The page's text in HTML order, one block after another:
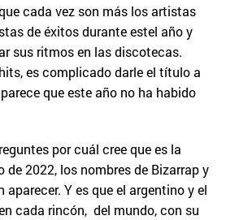
cada vez son más los artistas
de éxitos durante estel año y
sus ritmos en las discotecas.
es complicado darle el título a
que este año no ha habido
por cuál cree que es la
2022, los nombres de Bizarrap y
aparecer. Y es que el argentino y el
cada rincón, del mundo, con su